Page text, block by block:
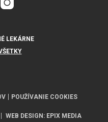
LEKÁRNE
POUŽÍVANIE COOKIES
WEB DESIGN : EPIX MEDIA